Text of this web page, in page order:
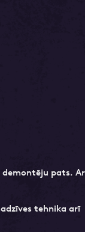
demontēju pats. Ar
tehnika arī